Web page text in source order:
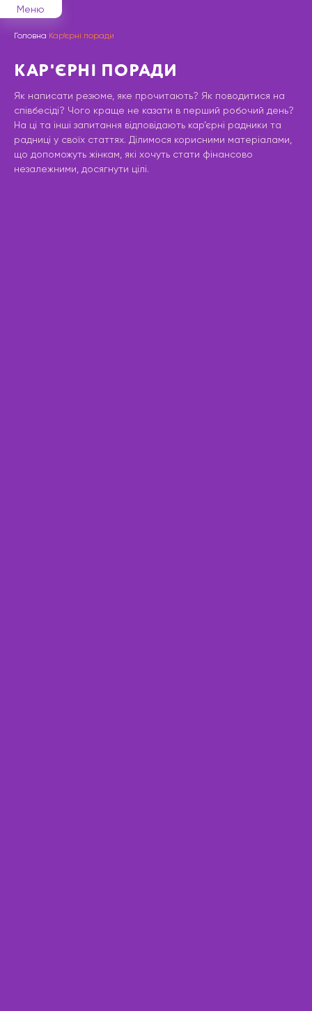
Меню
Головна Кар’єрні поради
КАР'ЄРНІ ПОРАДИ
Як написати резюме, яке прочитають? Як поводитися на
співбесіді? Чого краще не казати в перший робочий день?
На ці та інші запитання відповідають кар’єрні радники та
радниці у своїх статтях. Ділимося корисними матеріалами,
що допоможуть жінкам, які хочуть стати фінансово
незалежними, досягнути цілі.